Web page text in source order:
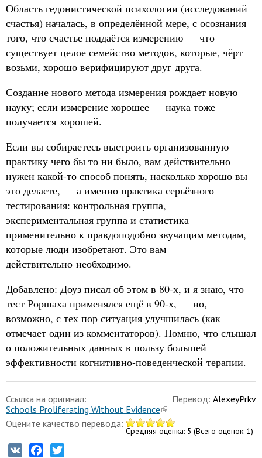
Область гедонистической психологии (исследований
счастья) началась, в определённой мере, с осознания
того, что счастье поддаётся измерению — что
существует целое семейство методов, которые, чёрт
возьми, хорошо верифицируют друг друга.
Создание нового метода измерения рождает новую
науку; если измерение хорошее — наука тоже
получается хорошей.
Если вы собираетесь выстроить организованную
практику чего бы то ни было, вам действительно
нужен какой-то способ понять, насколько хорошо вы
это делаете, — а именно практика серьёзного
тестирования: контрольная группа,
экспериментальная группа и статистика —
применительно к правдоподобно звучащим методам,
которые люди изобретают. Это вам
действительно необходимо.
Добавлено: Доуз писал об этом в 80-х, и я знаю, что
тест Роршаха применялся ещё в 90-х, — но,
возможно, с тех пор ситуация улучшилась (как
отмечает один из комментаторов). Помню, что слышал
о положительных данных в пользу большей
эффективности когнитивно-поведенческой терапии.
Перевод: AlexeyPrkv
Ссылка на оригинал:
Schools Proliferating Without Evidence
Оцените качество перевода:
Средняя оценка: 5 (Всего оценок: 1)
VK Facebook